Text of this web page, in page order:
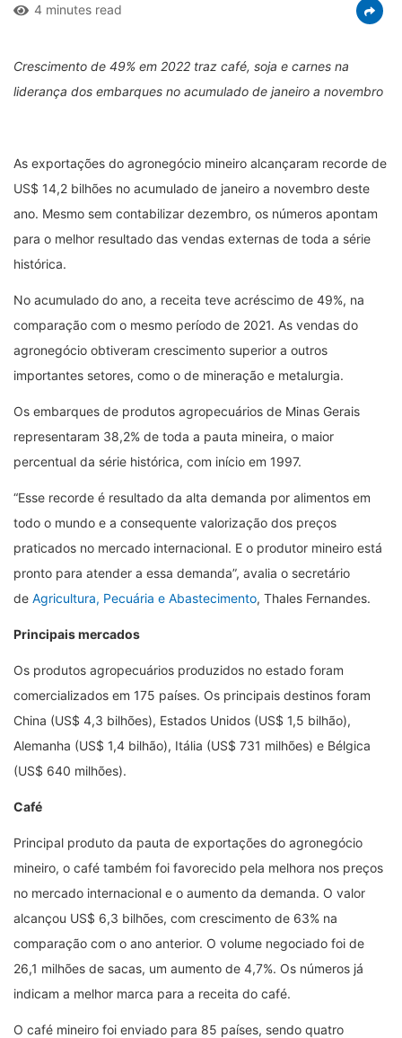
4 minutes read
Crescimento de 49% em 2022 traz café, soja e carnes na
liderança dos embarques no acumulado de janeiro a novembro
As exportações do agronegócio mineiro alcançaram recorde de
US$ 14,2 bilhões no acumulado de janeiro a novembro deste
ano. Mesmo sem contabilizar dezembro, os números apontam
para o melhor resultado das vendas externas de toda a série
histórica.
No acumulado do ano, a receita teve acréscimo de 49%, na
comparação com o mesmo período de 2021. As vendas do
agronegócio obtiveram crescimento superior a outros
importantes setores, como o de mineração e metalurgia.
Os embarques de produtos agropecuários de Minas Gerais
representaram 38,2% de toda a pauta mineira, o maior
percentual da série histórica, com início em 1997.
“Esse recorde é resultado da alta demanda por alimentos em
todo o mundo e a consequente valorização dos preços
praticados no mercado internacional. E o produtor mineiro está
pronto para atender a essa demanda”, avalia o secretário
de Agricultura, Pecuária e Abastecimento, Thales Fernandes.
Principais mercados
Os produtos agropecuários produzidos no estado foram
comercializados em 175 países. Os principais destinos foram
China (US$ 4,3 bilhões), Estados Unidos (US$ 1,5 bilhão),
Alemanha (US$ 1,4 bilhão), Itália (US$ 731 milhões) e Bélgica
(US$ 640 milhões).
Café
Principal produto da pauta de exportações do agronegócio
mineiro, o café também foi favorecido pela melhora nos preços
no mercado internacional e o aumento da demanda. O valor
alcançou US$ 6,3 bilhões, com crescimento de 63% na
comparação com o ano anterior. O volume negociado foi de
26,1 milhões de sacas, um aumento de 4,7%. Os números já
indicam a melhor marca para a receita do café.
O café mineiro foi enviado para 85 países, sendo quatro